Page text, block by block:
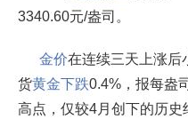
3340.60元/盎司。
金价在连续三天上涨后
货黄金下跌0.4%，报每盎
高点，仅较4月创下的历史